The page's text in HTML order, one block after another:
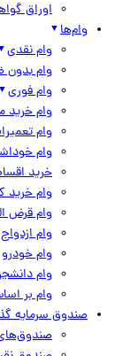
اوراق گواهی
وام‌ها
وام نقدی
وام بدون
وام فوری
وام خرید
وام تعمیرات
وام
خرید اقساطی
وام خرید کالا
وام قرض
وام ازدواج
وام خودرو
وام دانشجویی
وام بر اساس
صندوق سرمایه گذاری
صندوق‌های